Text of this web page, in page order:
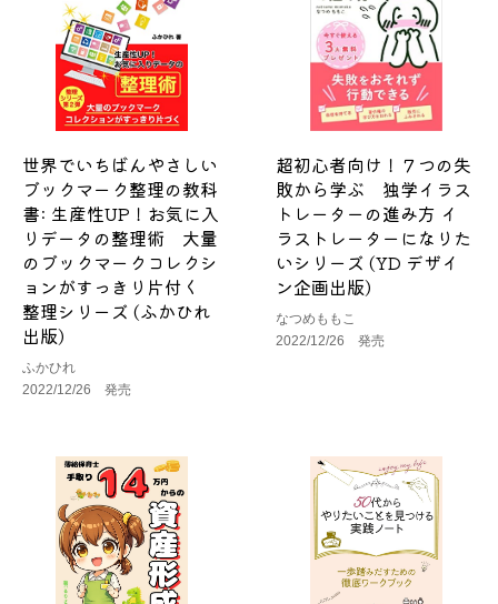
世界でいちばんやさしい
ブックマーク整理の教科
書: 生産性UP！お気に入
りデータの整理術 大量
のブックマークコレクシ
ョンがすっきり片付く
整理シリーズ (ふかひれ
出版)
ふかひれ
2022/12/26 発売
超初心者向け！７つの失
敗から学ぶ 独学イラス
トレーターの進み方 イ
ラストレーターになりた
いシリーズ (YD デザイ
ン企画出版)
なつめももこ
2022/12/26 発売